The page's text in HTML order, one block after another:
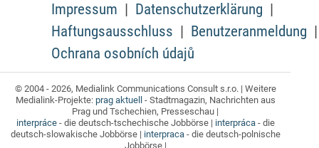
Impressum
Datenschutzerklärung
Haftungsausschluss
Benutzeranmeldung
Ochrana osobních údajů
© 2004 - 2026, Medialink Communications Consult s.r.o. | Weitere
Medialink-Projekte: prag aktuell - Stadtmagazin, Nachrichten aus
Prag und Tschechien, Presseschau |
interpráce- die deutsch-tschechische Jobbörse | interpráca- die
deutsch-slowakische Jobbörse | interpraca- die deutsch-polnische
Jobbörse |